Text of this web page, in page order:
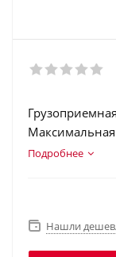
Максимальная
корпусе из
Подробнее
Нашли